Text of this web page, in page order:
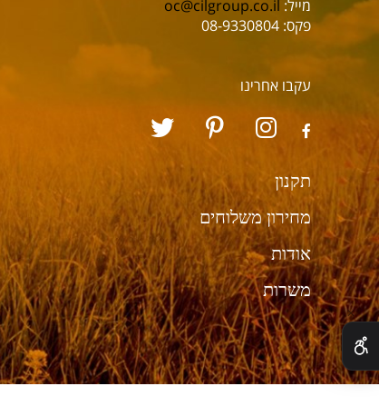
מייל: oc@cilgroup.co.il
פקס: 08-9330804
עקבו אחרינו
תקנון
מחירון משלוחים
אודות
משרות
✕